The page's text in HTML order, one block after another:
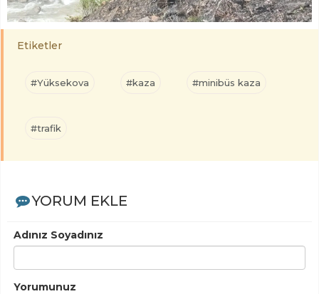
Etiketler
#Yüksekova #kaza #minibüs kaza
#trafik
YORUM EKLE
Adınız Soyadınız
Yorumunuz